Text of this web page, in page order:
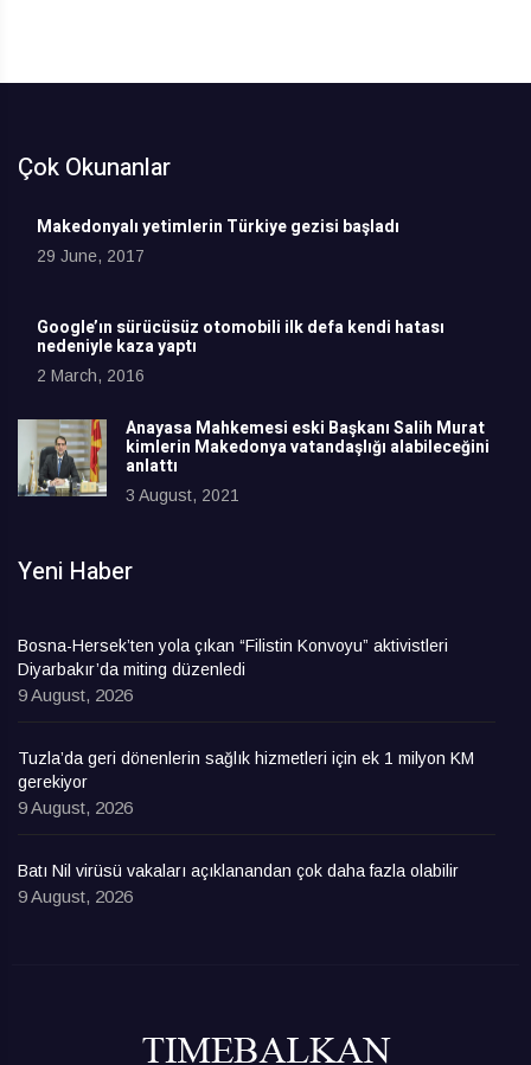
Çok Okunanlar
Makedonyalı yetimlerin Türkiye gezisi başladı
29 June, 2017
Google’ın sürücüsüz otomobili ilk defa kendi hatası
nedeniyle kaza yaptı
2 March, 2016
Anayasa Mahkemesi eski Başkanı Salih Murat
kimlerin Makedonya vatandaşlığı alabileceğini
anlattı
3 August, 2021
Yeni Haber
Bosna-Hersek’ten yola çıkan “Filistin Konvoyu” aktivistleri
Diyarbakır’da miting düzenledi
9 August, 2026
Tuzla’da geri dönenlerin sağlık hizmetleri için ek 1 milyon KM
gerekiyor
9 August, 2026
Batı Nil virüsü vakaları açıklanandan çok daha fazla olabilir
9 August, 2026